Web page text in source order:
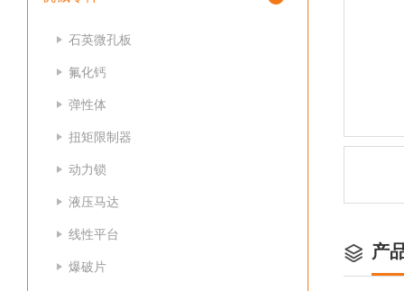
石英微孔板
氟化钙
弹性体
扭矩限制器
动力锁
液压马达
线性平台
爆破片
产